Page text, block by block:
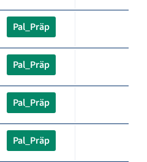
Pal_Präp
Pal_Präp
Pal_Präp
Pal_Präp